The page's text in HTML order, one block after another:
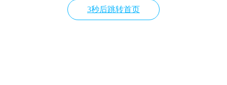
3秒后跳转首页